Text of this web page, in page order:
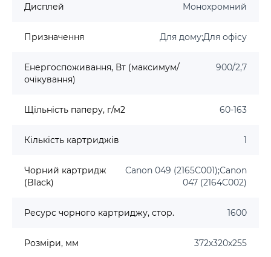
Дисплей Монохромний
Призначення Для дому;Для офісу
Енергоспоживання, Вт (максимум/
очікування)
900/2,7
Щільність паперу, г/м2 60-163
Кількість картриджів 1
Чорний картридж
(Black)
Canon 049 (2165C001);Canon
047 (2164C002)
Ресурс чорного картриджу, стор. 1600
Розміри, мм 372x320x255